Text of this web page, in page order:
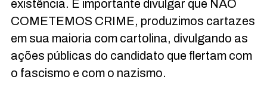
existência. É importante divulgar que NÃO
COMETEMOS CRIME, produzimos cartazes
em sua maioria com cartolina, divulgando as
ações públicas do candidato que flertam com
o fascismo e com o nazismo.